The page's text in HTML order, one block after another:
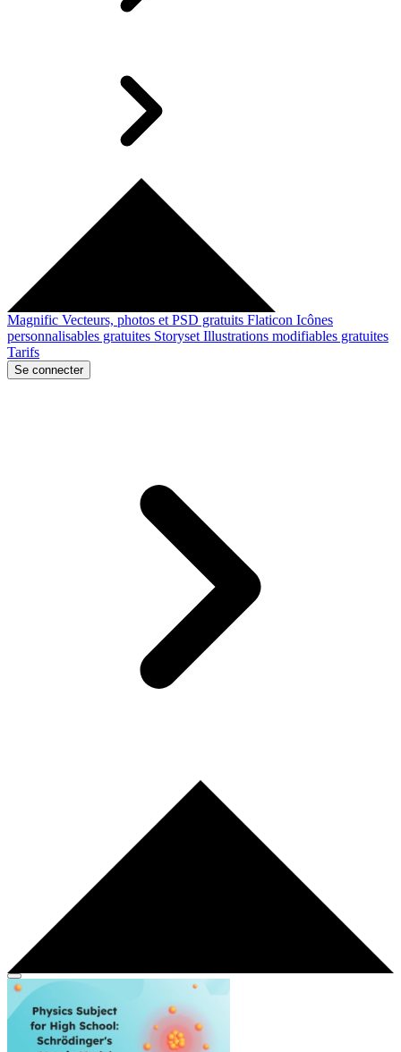
Magnific Vecteurs, photos et PSD gratuits Flaticon Icônes
personnalisables gratuites Storyset Illustrations modifiables gratuites
Tarifs
Se connecter